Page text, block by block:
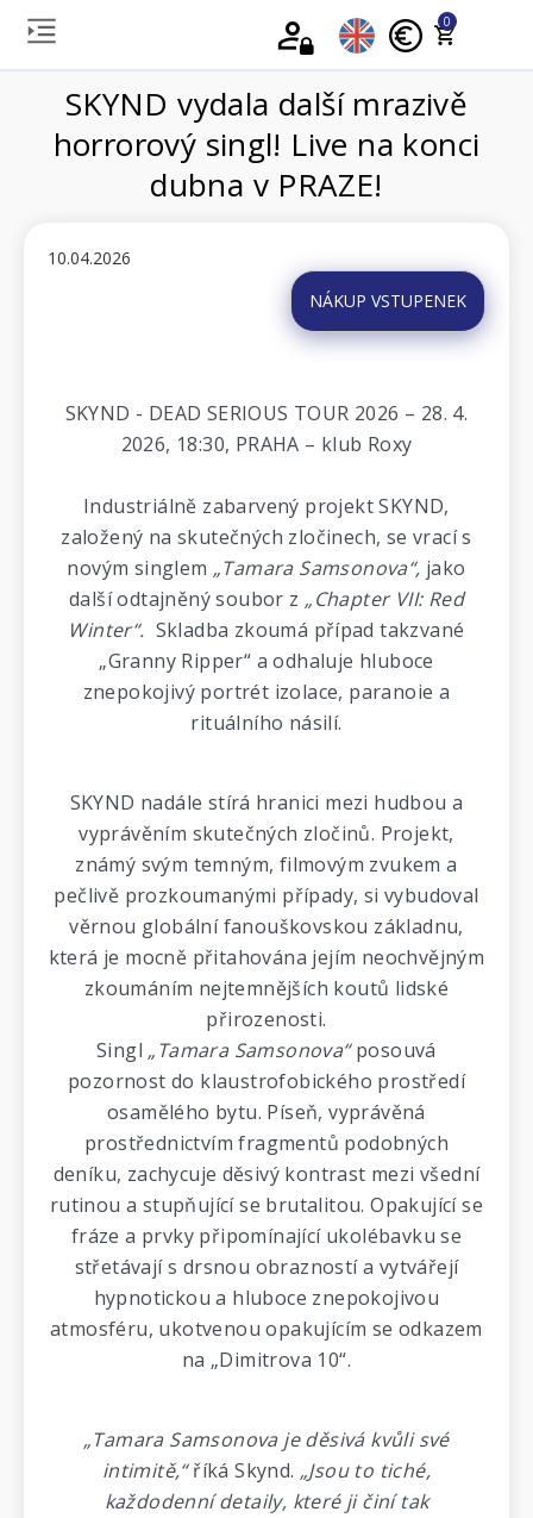
0
SKYND vydala další mrazivě
horrorový singl! Live na konci
dubna v PRAZE!
10.04.2026
NÁKUP VSTUPENEK
SKYND - DEAD SERIOUS TOUR 2026 – 28. 4.
2026, 18:30, PRAHA – klub Roxy
Industriálně zabarvený projekt SKYND,
založený na skutečných zločinech, se vrací s
novým singlem „Tamara Samsonova“, jako
další odtajněný soubor z „Chapter VII: Red
Winter“. Skladba zkoumá případ takzvané
„Granny Ripper“ a odhaluje hluboce
znepokojivý portrét izolace, paranoie a
rituálního násilí.
SKYND nadále stírá hranici mezi hudbou a
vyprávěním skutečných zločinů. Projekt,
známý svým temným, filmovým zvukem a
pečlivě prozkoumanými případy, si vybudoval
věrnou globální fanouškovskou základnu,
která je mocně přitahována jejím neochvějným
zkoumáním nejtemnějších koutů lidské
přirozenosti.
Singl „Tamara Samsonova“posouvá
pozornost do klaustrofobického prostředí
osamělého bytu. Píseň, vyprávěná
prostřednictvím fragmentů podobných
deníku, zachycuje děsivý kontrast mezi všední
rutinou a stupňující se brutalitou. Opakující se
fráze a prvky připomínající ukolébavku se
střetávají s drsnou obrazností a vytvářejí
hypnotickou a hluboce znepokojivou
atmosféru, ukotvenou opakujícím se odkazem
na „Dimitrova 10“.
„Tamara Samsonova je děsivá kvůli své
intimitě,“říká Skynd. „Jsou to tiché,
každodenní detaily, které ji činí tak